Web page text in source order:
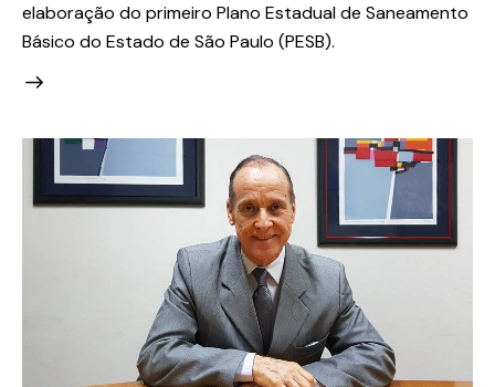
elaboração do primeiro Plano Estadual de Saneamento
Básico do Estado de São Paulo (PESB).